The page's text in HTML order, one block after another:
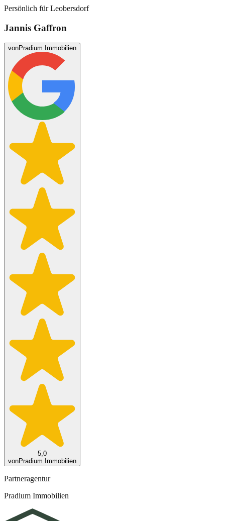
Persönlich fürLeobersdorf
Jannis Gaffron
vonPradium Immobilien
5,0
vonPradium Immobilien
Partneragentur
Pradium Immobilien